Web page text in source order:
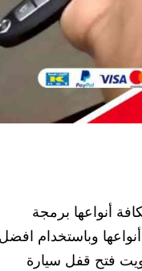
أنواعها برمجة
وباستخدام
فتح قفل سيارة